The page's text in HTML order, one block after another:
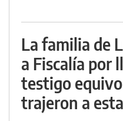
La familia de
a Fiscalía por
testigo
trajeron a